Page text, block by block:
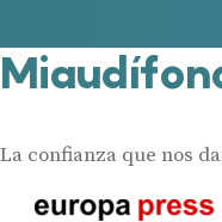
La confianza que nos